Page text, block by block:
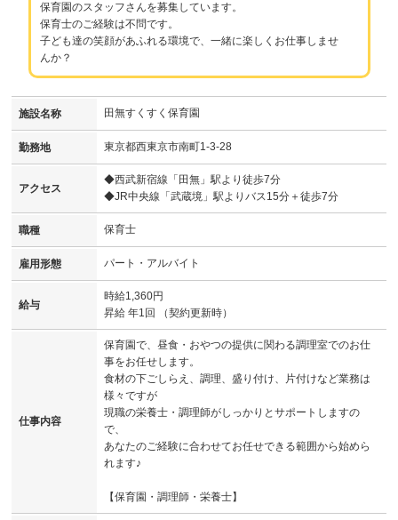
保育園のスタッフさんを募集しています。
保育士のご経験は不問です。
子ども達の笑顔があふれる環境で、一緒に楽しくお仕事しませ
んか？
施設名称 田無すくすく保育園
勤務地 東京都西東京市南町1-3-28
アクセス
◆西武新宿線「田無」駅より徒歩7分
◆JR中央線「武蔵境」駅よりバス15分＋徒歩7分
職種 保育士
雇用形態 パート・アルバイト
給与
時給1,360円
昇給 年1回 （契約更新時）
仕事内容
保育園で、昼食・おやつの提供に関わる調理室でのお仕
事をお任せします。
食材の下ごしらえ、調理、盛り付け、片付けなど業務は
様々ですが
現職の栄養士・調理師がしっかりとサポートしますの
で、
あなたのご経験に合わせてお任せできる範囲から始めら
れます♪
【保育園・調理師・栄養士】